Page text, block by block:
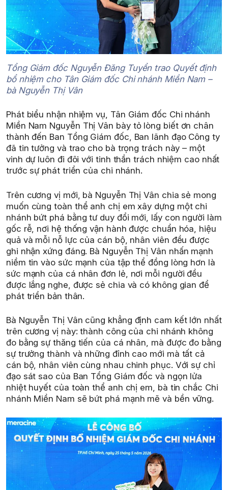
Tổng Giám đốc Nguyễn Đăng Tuyển trao Quyết định
bổ nhiệm cho Tân Giám đốc Chi nhánh Miền Nam –
bà Nguyễn Thị Vân
Phát biểu nhận nhiệm vụ, Tân Giám đốc Chi nhánh
Miền Nam Nguyễn Thị Vân bày tỏ lòng biết ơn chân
thành đến Ban Tổng Giám đốc, Ban lãnh đạo Công ty
đã tin tưởng và trao cho bà trọng trách này – một
vinh dự luôn đi đôi với tinh thần trách nhiệm cao nhất
trước sự phát triển của chi nhánh.
Trên cương vị mới, bà Nguyễn Thị Vân chia sẻ mong
muốn cùng toàn thể anh chị em xây dựng một chi
nhánh bứt phá bằng tư duy đổi mới, lấy con người làm
gốc rễ, nơi hệ thống vận hành được chuẩn hóa, hiệu
quả và mỗi nỗ lực của cán bộ, nhân viên đều được
ghi nhận xứng đáng. Bà Nguyễn Thị Vân nhấn mạnh
niềm tin vào sức mạnh của tập thể đồng lòng hơn là
sức mạnh của cá nhân đơn lẻ, nơi mỗi người đều
được lắng nghe, được sẻ chia và có không gian để
phát triển bản thân.
Bà Nguyễn Thị Vân cũng khẳng định cam kết lớn nhất
trên cương vị này: thành công của chi nhánh không
đo bằng sự thăng tiến của cá nhân, mà được đo bằng
sự trưởng thành và những đỉnh cao mới mà tất cả
cán bộ, nhân viên cùng nhau chinh phục. Với sự chỉ
đạo sát sao của Ban Tổng Giám đốc và ngọn lửa
nhiệt huyết của toàn thể anh chị em, bà tin chắc Chi
nhánh Miền Nam sẽ bứt phá mạnh mẽ và bền vững.